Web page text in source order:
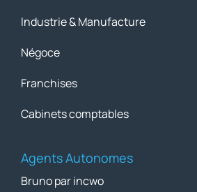
Industrie & Manufacture
Négoce
Franchises
Cabinets comptables
Agents Autonomes
Bruno par incwo